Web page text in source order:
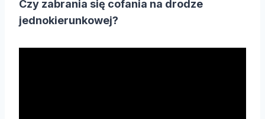
Czy zabrania się cofania na drodze
jednokierunkowej?